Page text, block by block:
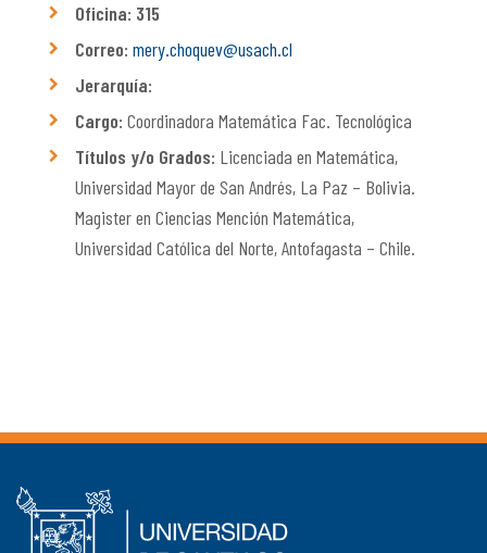
Oficina: 315
Correo: mery.choquev@usach.cl
Jerarquía:
Cargo: Coordinadora Matemática Fac. Tecnológica
Títulos y/o Grados: Licenciada en Matemática,
Universidad Mayor de San Andrés, La Paz – Bolivia.
Magister en Ciencias Mención Matemática,
Universidad Católica del Norte, Antofagasta – Chile.